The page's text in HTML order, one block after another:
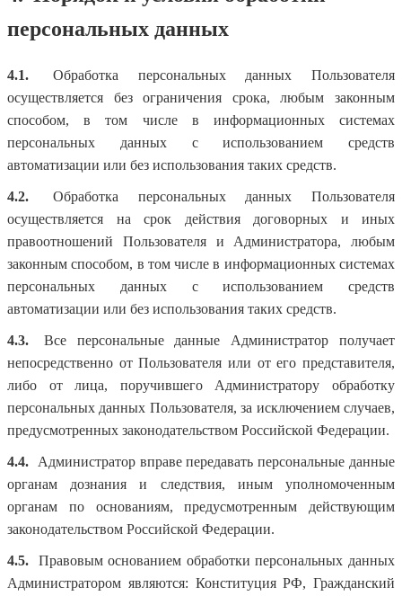
персональных данных
4.1.
Обработка персональных данных Пользователя
осуществляется без ограничения срока, любым законным
способом, в том числе в информационных системах
персональных данных с использованием средств
автоматизации или без использования таких средств.
4.2.
Обработка персональных данных Пользователя
осуществляется на срок действия договорных и иных
правоотношений Пользователя и Администратора, любым
законным способом, в том числе в информационных системах
персональных данных с использованием средств
автоматизации или без использования таких средств.
4.3.
Все персональные данные Администратор получает
непосредственно от Пользователя или от его представителя,
либо от лица, поручившего Администратору обработку
персональных данных Пользователя, за исключением случаев,
предусмотренных законодательством Российской Федерации.
4.4.
Администратор вправе передавать персональные данные
органам дознания и следствия, иным уполномоченным
органам по основаниям, предусмотренным действующим
законодательством Российской Федерации.
4.5.
Правовым основанием обработки персональных данных
Администратором являются: Конституция РФ, Гражданский